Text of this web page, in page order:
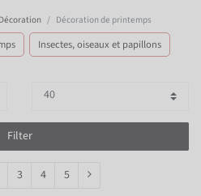
Décoration Décoration de printemps
Insectes, oiseaux et papillons
Filter
3 4 5